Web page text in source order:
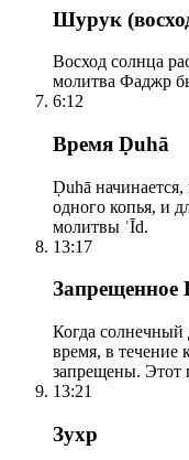
Шурук
Восход солнца
молитва Фаджр
6:12
Время Ḍuhā
Ḍuhā
одного копья, и
молитвы ʿĪd.
13:17
Запрещенное
Когда солнечный
время, в течение
запрещены. Этот
13:21
Зухр